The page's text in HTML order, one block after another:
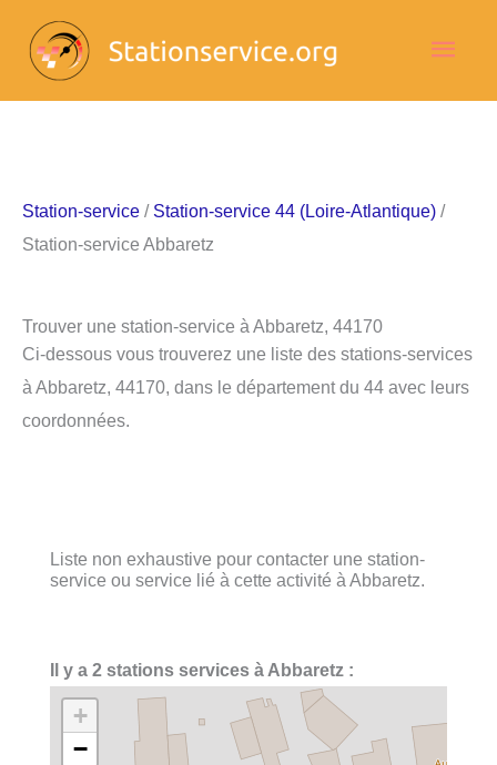
contenu
Station-service / Station-service 44 (Loire-Atlantique) /
Station-service Abbaretz
Trouver une station-service à Abbaretz, 44170
Ci-dessous vous trouverez une liste des stations-services
à Abbaretz, 44170, dans le département du 44 avec leurs
coordonnées.
Liste non exhaustive pour contacter une station-
service ou service lié à cette activité à Abbaretz.
Il y a 2 stations services à Abbaretz :
+
−